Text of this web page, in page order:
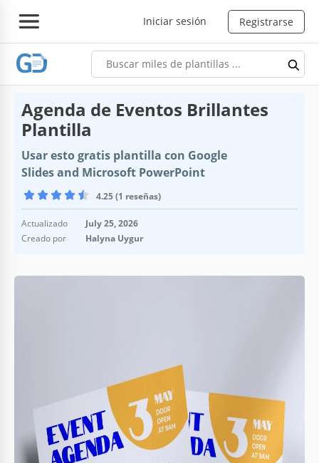
Iniciar sesión Registrarse
Agenda de Eventos Brillantes
Plantilla
Usar esto gratis plantilla con Google
Slides and Microsoft PowerPoint
4.25 (1 reseñas)
Actualizado
July 25, 2026
Creado por
Halyna Uygur